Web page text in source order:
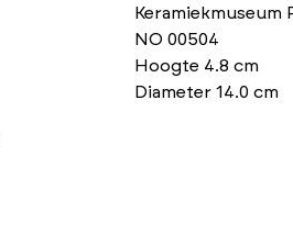
Keramiekmuseum
NO 00504
Hoogte 4.8 cm
Diameter 14.0 cm